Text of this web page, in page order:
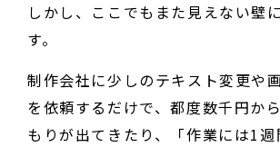
しかし、ここでもまた見えない壁
す。
制作会社に少しのテキスト変更や
を依頼するだけで、都度数千円か
もりが出てきたり、「作業には1